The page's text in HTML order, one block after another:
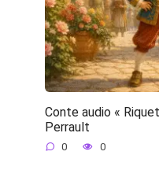
Conte audio «
Perrault
0 0